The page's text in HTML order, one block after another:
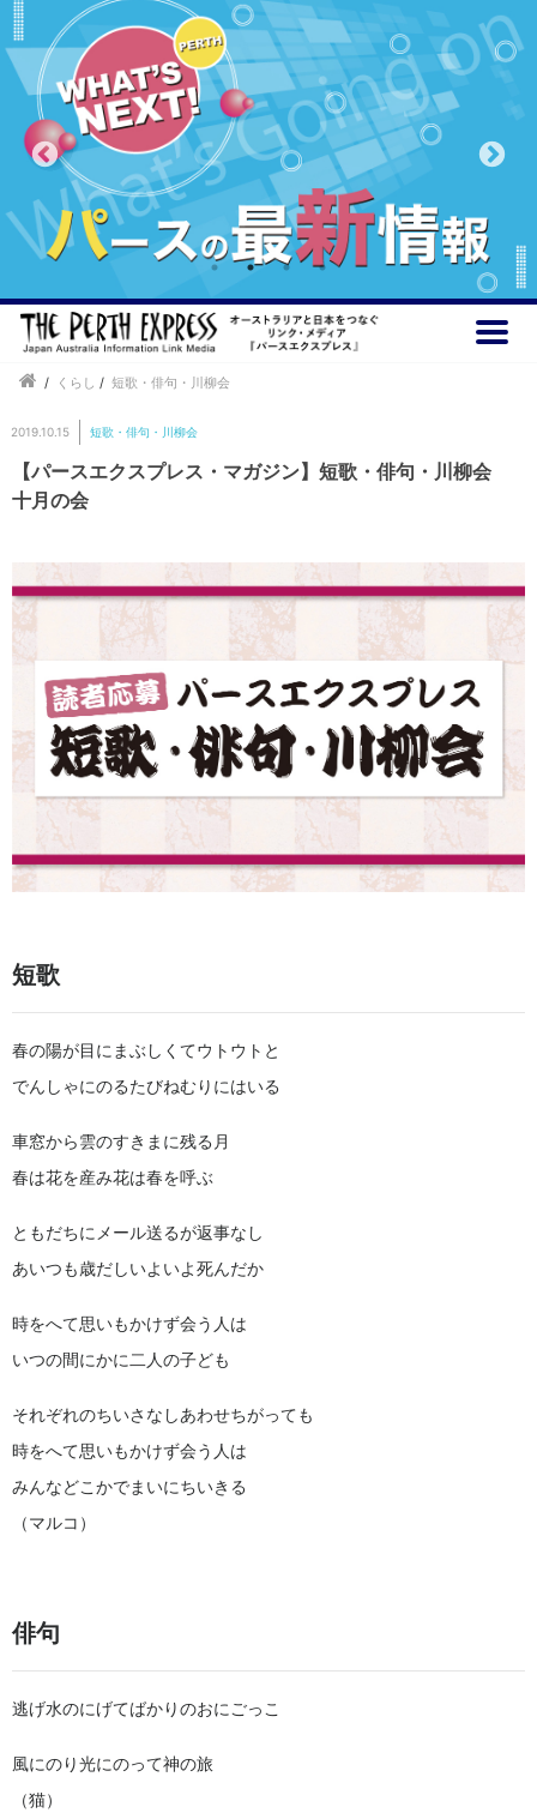
/ くらし / 短歌・俳句・川柳会
2019.10.15 短歌・俳句・川柳会
【パースエクスプレス・マガジン】短歌・俳句・川柳会
十月の会
短歌
春の陽が目にまぶしくてウトウトと
でんしゃにのるたびねむりにはいる
車窓から雲のすきまに残る月
春は花を産み花は春を呼ぶ
ともだちにメール送るが返事なし
あいつも歳だしいよいよ死んだか
時をへて思いもかけず会う人は
いつの間にかに二人の子ども
それぞれのちいさなしあわせちがっても
時をへて思いもかけず会う人は
みんなどこかでまいにちいきる
（マルコ）
俳句
逃げ水のにげてばかりのおにごっこ
風にのり光にのって神の旅
（猫）